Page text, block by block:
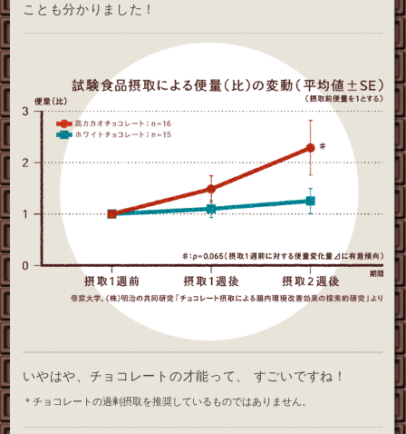
ことも分かりました！
いやはや、チョコレートの才能って、 すごいですね！
＊チョコレートの過剰摂取を推奨しているものではありません。